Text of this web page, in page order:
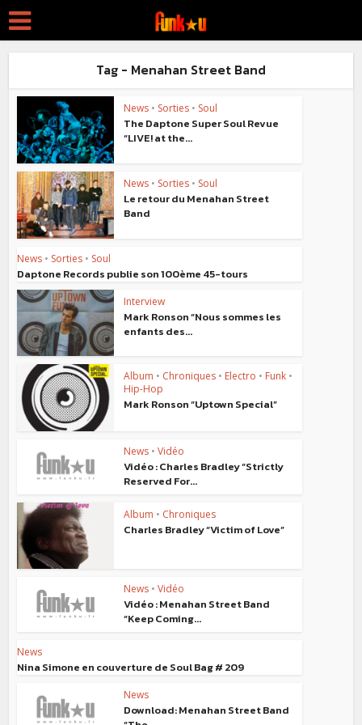
Tag - Menahan Street Band
News • Sorties • Soul
The Daptone Super Soul Revue
“LIVE! at the...
News • Sorties • Soul
Le retour du Menahan Street
Band
News • Sorties • Soul
Daptone Records publie son 100ème 45-tours
Interview
Mark Ronson “Nous sommes les
enfants des...
Album • Chroniques • Electro • Funk •
Hip-Hop
Mark Ronson “Uptown Special”
News • Vidéo
Vidéo : Charles Bradley “Strictly
Reserved For...
Album • Chroniques
Charles Bradley “Victim of Love”
News • Vidéo
Vidéo : Menahan Street Band
“Keep Coming...
News
Nina Simone en couverture de Soul Bag # 209
News
Download: Menahan Street Band